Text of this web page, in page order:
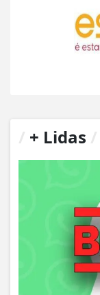
+ Lidas